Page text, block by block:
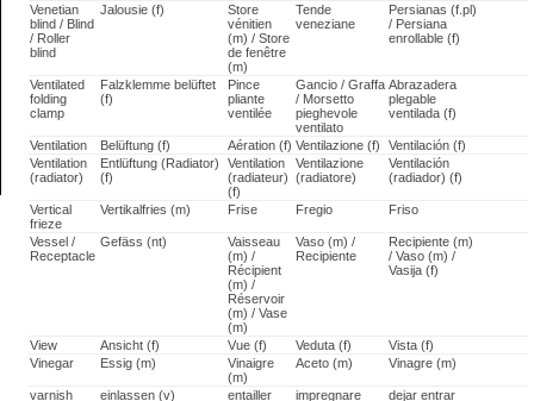
Venetian
blind / Blind
/ Roller
blind
Jalousie (f)
Store
vénitien
(m) / Store
de fenêtre
(m)
Tende
veneziane
Persianas (f.pl)
/ Persiana
enrollable (f)
Ventilated
folding
clamp
Falzklemme belüftet
(f)
Pince
pliante
ventilée
Gancio / Graffa
/ Morsetto
pieghevole
ventilato
Abrazadera
plegable
ventilada (f)
Ventilation Belüftung (f) Aération (f) Ventilazione (f)
Ventilación (f)
Ventilation
(radiator)
Entlüftung (Radiator)
(f)
Ventilation
(radiateur)
(f)
Ventilazione
(radiatore)
Ventilación
(radiador) (f)
Vertical
frieze
Vertikalfries (m) Frise Fregio Friso
Vessel /
Receptacle
Gefäss (nt)
Vaisseau
(m) /
Récipient
(m) /
Réservoir
(m) / Vase
(m)
Vaso (m) /
Recipiente
Recipiente (m)
/ Vaso (m) /
Vasija (f)
View Ansicht (f) Vue (f) Veduta (f)
Vista (f)
Vinegar
Essig (m)
Vinaigre
(m)
Aceto (m) Vinagre (m)
varnish einlassen (v) entailler impregnare dejar entrar